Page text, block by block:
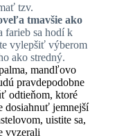
tzv.
tmavšie ako
farieb sa hodí k
vylepšiť výberom
ako stredný.
, mandľovo
pravdepodobne
odtieňom, ktoré
dosiahnuť jemnejší
uistite sa,
vyzerali